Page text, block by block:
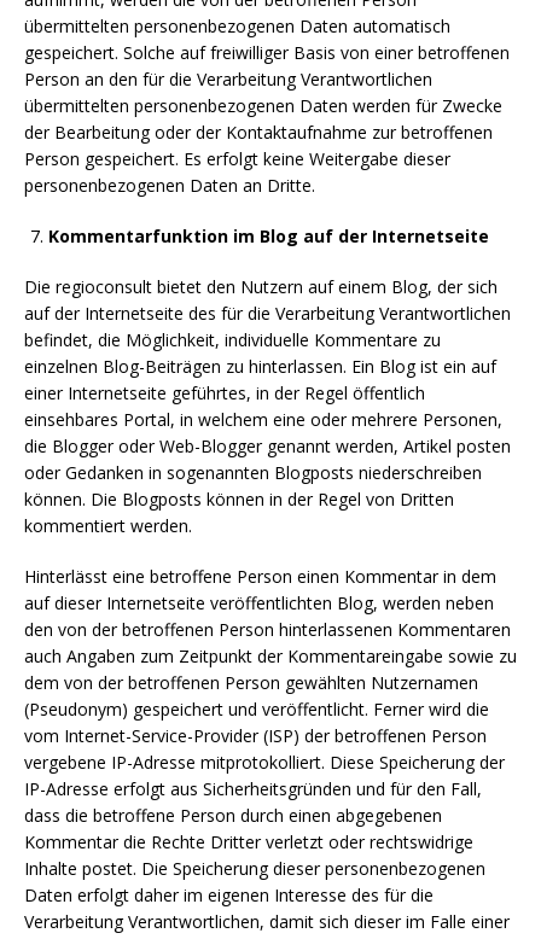
übermittelten personenbezogenen Daten automatisch
gespeichert. Solche auf freiwilliger Basis von einer betroffenen
Person an den für die Verarbeitung Verantwortlichen
übermittelten personenbezogenen Daten werden für Zwecke
der Bearbeitung oder der Kontaktaufnahme zur betroffenen
Person gespeichert. Es erfolgt keine Weitergabe dieser
personenbezogenen Daten an Dritte.
Kommentarfunktion im Blog auf der Internetseite
Die regioconsult bietet den Nutzern auf einem Blog, der sich
auf der Internetseite des für die Verarbeitung Verantwortlichen
befindet, die Möglichkeit, individuelle Kommentare zu
einzelnen Blog-Beiträgen zu hinterlassen. Ein Blog ist ein auf
einer Internetseite geführtes, in der Regel öffentlich
einsehbares Portal, in welchem eine oder mehrere Personen,
die Blogger oder Web-Blogger genannt werden, Artikel posten
oder Gedanken in sogenannten Blogposts niederschreiben
können. Die Blogposts können in der Regel von Dritten
kommentiert werden.
Hinterlässt eine betroffene Person einen Kommentar in dem
auf dieser Internetseite veröffentlichten Blog, werden neben
den von der betroffenen Person hinterlassenen Kommentaren
auch Angaben zum Zeitpunkt der Kommentareingabe sowie zu
dem von der betroffenen Person gewählten Nutzernamen
(Pseudonym) gespeichert und veröffentlicht. Ferner wird die
vom Internet-Service-Provider (ISP) der betroffenen Person
vergebene IP-Adresse mitprotokolliert. Diese Speicherung der
IP-Adresse erfolgt aus Sicherheitsgründen und für den Fall,
dass die betroffene Person durch einen abgegebenen
Kommentar die Rechte Dritter verletzt oder rechtswidrige
Inhalte postet. Die Speicherung dieser personenbezogenen
Daten erfolgt daher im eigenen Interesse des für die
Verarbeitung Verantwortlichen, damit sich dieser im Falle einer